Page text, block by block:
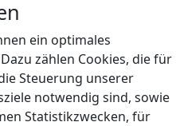
ein optimales
zählen Cookies, die für
Steuerung unserer
notwendig sind, sowie
Statistikzwecken, für